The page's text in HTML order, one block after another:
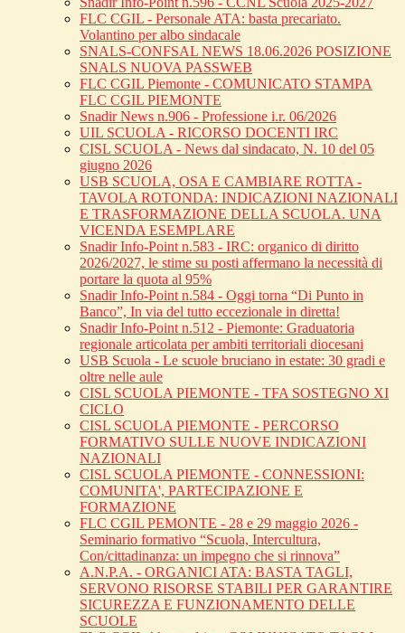
FLC CGIL - Personale ATA: basta precariato.
Volantino per albo sindacale
SNALS-CONFSAL NEWS 18.06.2026 POSIZIONE
SNALS NUOVA PASSWEB
FLC CGIL Piemonte - COMUNICATO STAMPA
FLC CGIL PIEMONTE
Snadir News n.906 - Professione i.r. 06/2026
UIL SCUOLA - RICORSO DOCENTI IRC
CISL SCUOLA - News dal sindacato, N. 10 del 05
giugno 2026
USB SCUOLA, OSA E CAMBIARE ROTTA -
TAVOLA ROTONDA: INDICAZIONI NAZIONALI
E TRASFORMAZIONE DELLA SCUOLA. UNA
VICENDA ESEMPLARE
Snadir Info-Point n.583 - IRC: organico di diritto
2026/2027, le stime su posti affermano la necessità di
portare la quota al 95%
Snadir Info-Point n.584 - Oggi torna “Di Punto in
Banco”, In via del tutto eccezionale in diretta!
Snadir Info-Point n.512 - Piemonte: Graduatoria
regionale articolata per ambiti territoriali diocesani
USB Scuola - Le scuole bruciano in estate: 30 gradi e
oltre nelle aule
CISL SCUOLA PIEMONTE - TFA SOSTEGNO XI
CICLO
CISL SCUOLA PIEMONTE - PERCORSO
FORMATIVO SULLE NUOVE INDICAZIONI
NAZIONALI
CISL SCUOLA PIEMONTE - CONNESSIONI:
COMUNITA', PARTECIPAZIONE E
FORMAZIONE
FLC CGIL PEMONTE - 28 e 29 maggio 2026 -
Seminario formativo “Scuola, Intercultura,
Con/cittadinanza: un impegno che si rinnova”
A.N.P.A. - ORGANICI ATA: BASTA TAGLI,
SERVONO RISORSE STABILI PER GARANTIRE
SICUREZZA E FUNZIONAMENTO DELLE
SCUOLE